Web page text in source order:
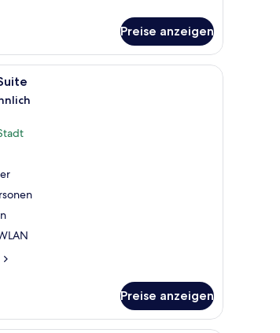
Preise anzeigen
Fenster mit Blick auf eine Stadtansicht, einem gelben
Ein Hotelzimmer mit zwei Betten, einem
Preise anzeigen